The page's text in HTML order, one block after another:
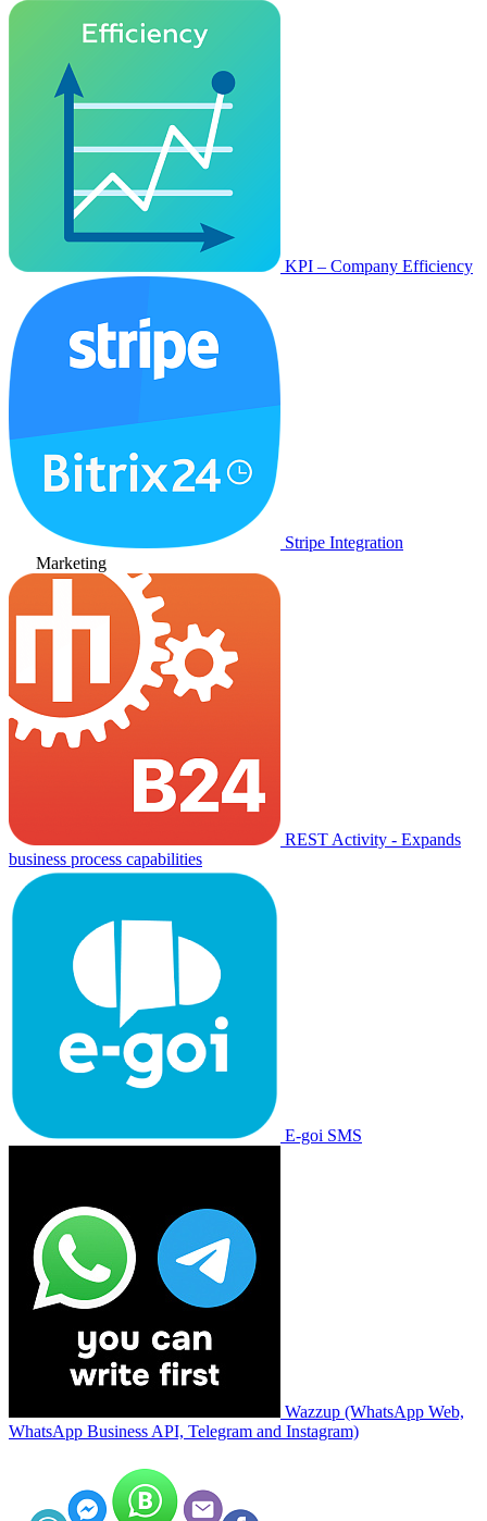
KPI – Company Efficiency
Stripe Integration
Marketing
REST Activity - Expands
business process capabilities
E-goi SMS
Wazzup (WhatsApp Web,
WhatsApp Business API, Telegram and Instagram)